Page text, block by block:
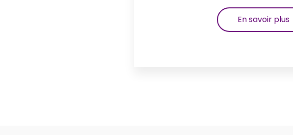
En savoir plus